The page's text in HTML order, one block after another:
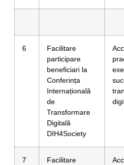
6
Facilitare
participare
beneficiari la
Conferința
Internațională
de
Transformare
Digitală
DIH4Society
7
Facilitare